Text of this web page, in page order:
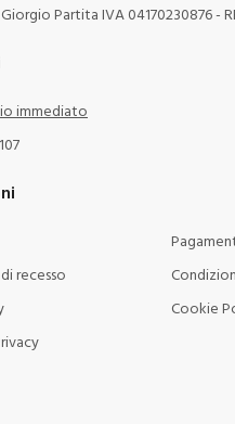
Partita IVA 04170230876 -
immediato
recesso
Cookie